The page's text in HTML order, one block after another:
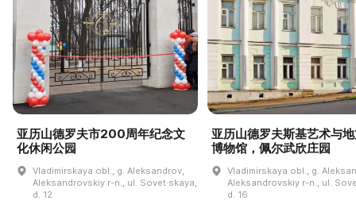
亚历山德罗夫市200周年纪念文
化休闲公园
Vladimirskaya obl., g. Aleksandrov,
Aleksandrovskiy r-n., ul. Sovet·skaya,
d. 12
亚历山德罗夫斯基艺术与
博物馆，佩尔武欣庄园
Vladimirskaya obl., g.
Aleksandrovskiy r-n., ul.
d. 16